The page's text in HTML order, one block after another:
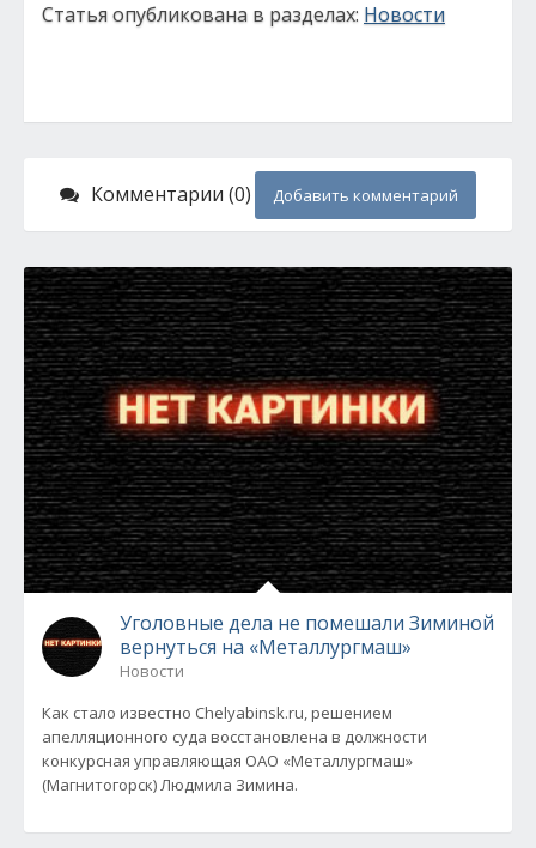
Статья опубликована в разделах: Новости
Комментарии (0) Добавить комментарий
Уголовные дела не помешали Зиминой
вернуться на «Металлургмаш»
Новости
Как стало известно Chelyabinsk.ru, решением
апелляционного суда восстановлена в должности
конкурсная управляющая ОАО «Металлургмаш»
(Магнитогорск) Людмила Зимина.